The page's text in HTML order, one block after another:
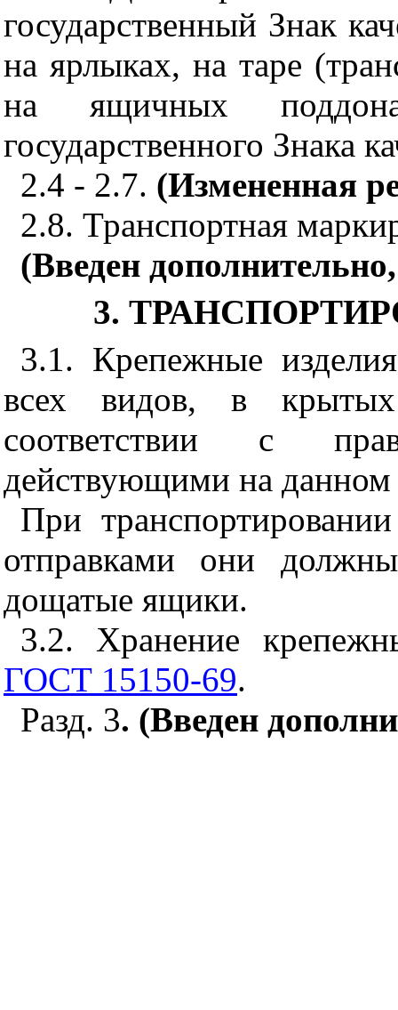
государственный Знак
на ярлыках, на таре
на ящичных
государственного Знака
2.4 - 2.7. (Измененная
2.8. Транспортная
(Введен
3.
3.1. Крепежные
всех видов, в крытых
соответствии с
действующими на данном
При
отправками они
дощатые ящики.
3.2. Хранение
ГОСТ 15150-69.
Разд. 3. (Введен